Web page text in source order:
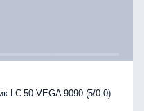
LC 50-VEGA-9090 (5/0-0)